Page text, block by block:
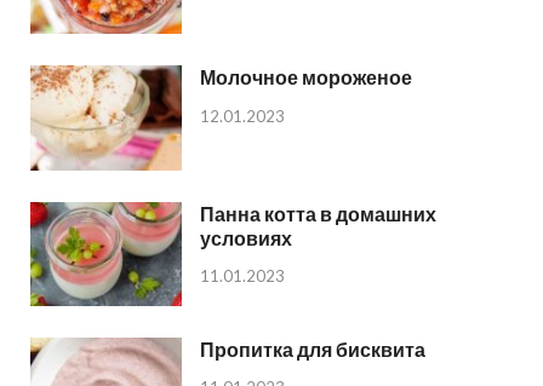
Молочное мороженое
12.01.2023
Панна котта в домашних
условиях
11.01.2023
Пропитка для бисквита